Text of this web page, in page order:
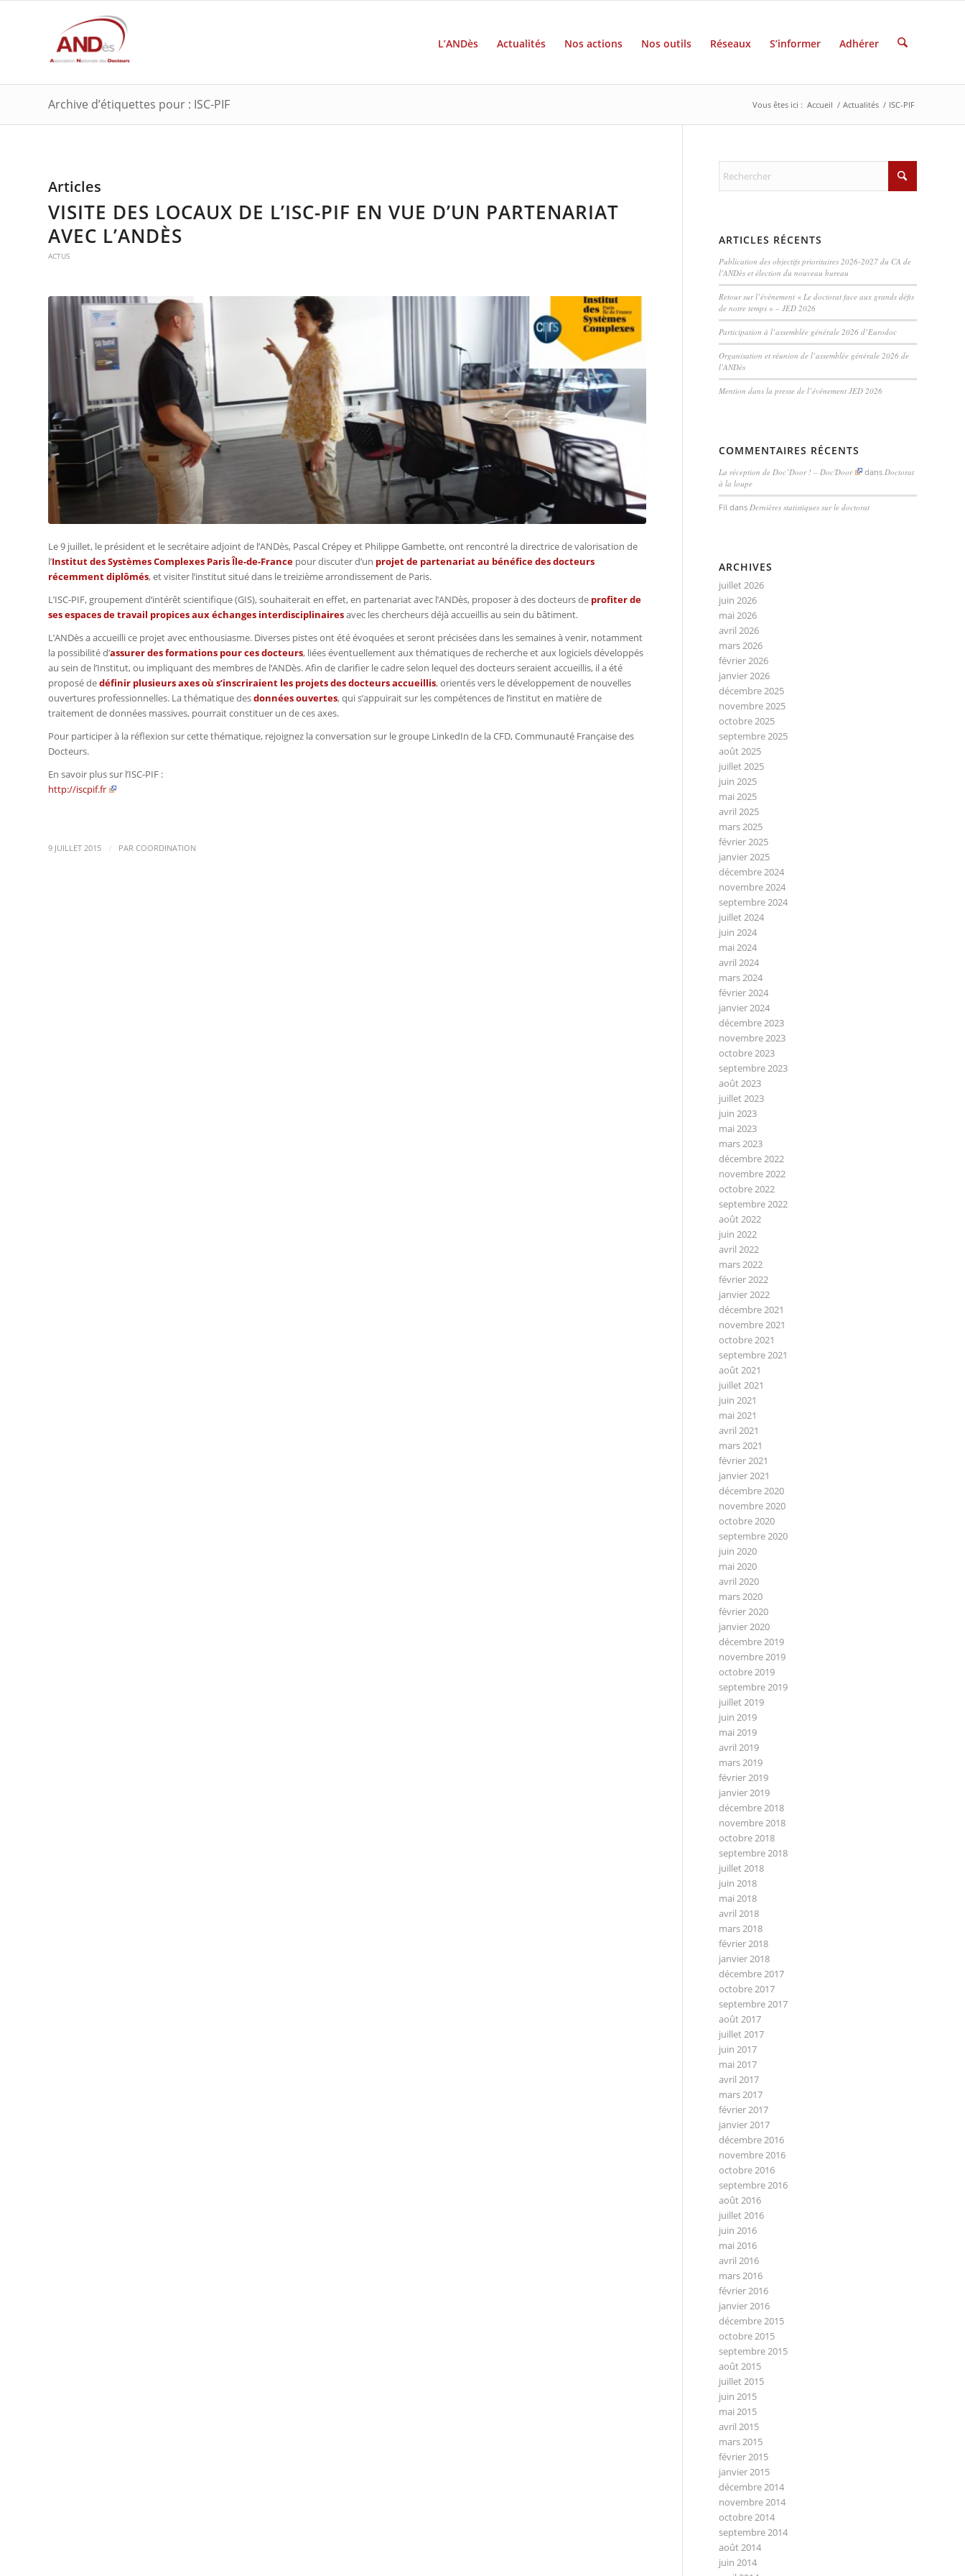
L’ANDès Actualités Nos actions Nos outils Réseaux S’informer Adhérer
Archive d’étiquettes pour : ISC-PIF Vous êtes ici : Accueil / Actualités / ISC-PIF
Articles
VISITE DES LOCAUX DE L’ISC-PIF EN VUE D’UN PARTENARIAT
AVEC L’ANDÈS
ACTUS
Le 9 juillet, le président et le secrétaire adjoint de l’ANDès, Pascal Crépey et Philippe Gambette, ont rencontré la directrice de valorisation de
l’Institut des Systèmes Complexes Paris Île-de-France pour discuter d’un projet de partenariat au bénéfice des docteurs
récemment diplômés, et visiter l’institut situé dans le treizième arrondissement de Paris.
L’ISC-PIF, groupement d’intérêt scientifique (GIS), souhaiterait en effet, en partenariat avec l’ANDès, proposer à des docteurs de profiter de
ses espaces de travail propices aux échanges interdisciplinairesavec les chercheurs déjà accueillis au sein du bâtiment.
L’ANDès a accueilli ce projet avec enthousiasme. Diverses pistes ont été évoquées et seront précisées dans les semaines à venir, notamment
la possibilité d’assurer des formations pour ces docteurs, liées éventuellement aux thématiques de recherche et aux logiciels développés
au sein de l’Institut, ou impliquant des membres de l’ANDès. Afin de clarifier le cadre selon lequel des docteurs seraient accueillis, il a été
proposé dedéfinir plusieurs axes où s’inscriraient les projets des docteurs accueillis, orientés vers le développement de nouvelles
ouvertures professionnelles. La thématique desdonnées ouvertes, qui s’appuirait sur les compétences de l’institut en matière de
traitement de données massives, pourrait constituer un de ces axes.
Pour participer à la réflexion sur cette thématique, rejoignez la conversation sur le groupe LinkedIn de la CFD, Communauté Française des
Docteurs.
En savoir plus sur l’ISC-PIF :
http://iscpif.fr
9 JUILLET 2015 / PAR COORDINATION
ARTICLES RÉCENTS
Publication des objectifs prioritaires 2026-2027 du CA de
l’ANDès et élection du nouveau bureau
Retour sur l’événement « Le doctorat face aux grands défis
de notre temps » – JED 2026
Participation à l’assemblée générale 2026 d’Eurodoc
Organisation et réunion de l’assemblée générale 2026 de
l’ANDès
Mention dans la presse de l’événement JED 2026
COMMENTAIRES RÉCENTS
La réception de Doc’Door ! – Doc'Door dans Doctorat
à la loupe
Fil dansDernières statistiques sur le doctorat
ARCHIVES
juillet 2026
juin 2026
mai 2026
avril 2026
mars 2026
février 2026
janvier 2026
décembre 2025
novembre 2025
octobre 2025
septembre 2025
août 2025
juillet 2025
juin 2025
mai 2025
avril 2025
mars 2025
février 2025
janvier 2025
décembre 2024
novembre 2024
septembre 2024
juillet 2024
juin 2024
mai 2024
avril 2024
mars 2024
février 2024
janvier 2024
décembre 2023
novembre 2023
octobre 2023
septembre 2023
août 2023
juillet 2023
juin 2023
mai 2023
mars 2023
décembre 2022
novembre 2022
octobre 2022
septembre 2022
août 2022
juin 2022
avril 2022
mars 2022
février 2022
janvier 2022
décembre 2021
novembre 2021
octobre 2021
septembre 2021
août 2021
juillet 2021
juin 2021
mai 2021
avril 2021
mars 2021
février 2021
janvier 2021
décembre 2020
novembre 2020
octobre 2020
septembre 2020
juin 2020
mai 2020
avril 2020
mars 2020
février 2020
janvier 2020
décembre 2019
novembre 2019
octobre 2019
septembre 2019
juillet 2019
juin 2019
mai 2019
avril 2019
mars 2019
février 2019
janvier 2019
décembre 2018
novembre 2018
octobre 2018
septembre 2018
juillet 2018
juin 2018
mai 2018
avril 2018
mars 2018
février 2018
janvier 2018
décembre 2017
octobre 2017
septembre 2017
août 2017
juillet 2017
juin 2017
mai 2017
avril 2017
mars 2017
février 2017
janvier 2017
décembre 2016
novembre 2016
octobre 2016
septembre 2016
août 2016
juillet 2016
juin 2016
mai 2016
avril 2016
mars 2016
février 2016
janvier 2016
décembre 2015
octobre 2015
septembre 2015
août 2015
juillet 2015
juin 2015
mai 2015
avril 2015
mars 2015
février 2015
janvier 2015
décembre 2014
novembre 2014
octobre 2014
septembre 2014
août 2014
juin 2014